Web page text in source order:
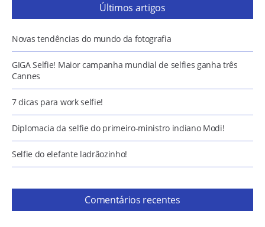
Últimos artigos
Novas tendências do mundo da fotografia
GIGA Selfie! Maior campanha mundial de selfies ganha três
Cannes
7 dicas para work selfie!
Diplomacia da selfie do primeiro-ministro indiano Modi!
Selfie do elefante ladrãozinho!
Comentários recentes